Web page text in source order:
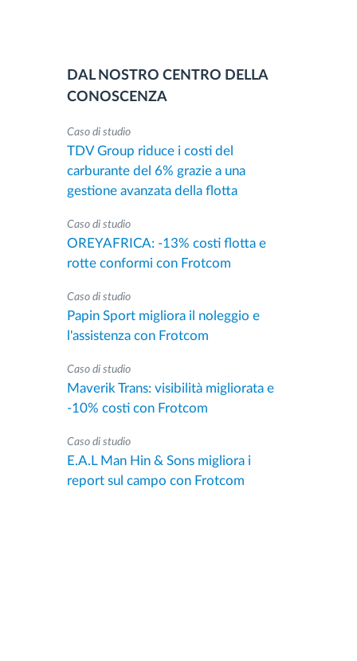
DAL NOSTRO CENTRO DELLA
CONOSCENZA
Caso di studio
TDV Group riduce i costi del
carburante del 6% grazie a una
gestione avanzata della flotta
Caso di studio
OREYAFRICA: -13% costi flotta e
rotte conformi con Frotcom
Caso di studio
Papin Sport migliora il noleggio e
l'assistenza con Frotcom
Caso di studio
Maverik Trans: visibilità migliorata e
-10% costi con Frotcom
Caso di studio
E.A.L Man Hin & Sons migliora i
report sul campo con Frotcom